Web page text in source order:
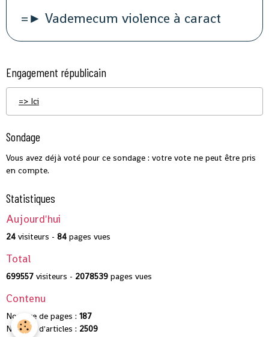
=► Vademecum violence à caract
Engagement républicain
=> Ici
Sondage
Vous avez déjà voté pour ce sondage : votre vote ne peut être pris
en compte.
Statistiques
Aujourd'hui
24 visiteurs - 84 pages vues
Total
699557 visiteurs - 2078539 pages vues
Contenu
Nombre de pages : 187
Nombre d'articles : 2509